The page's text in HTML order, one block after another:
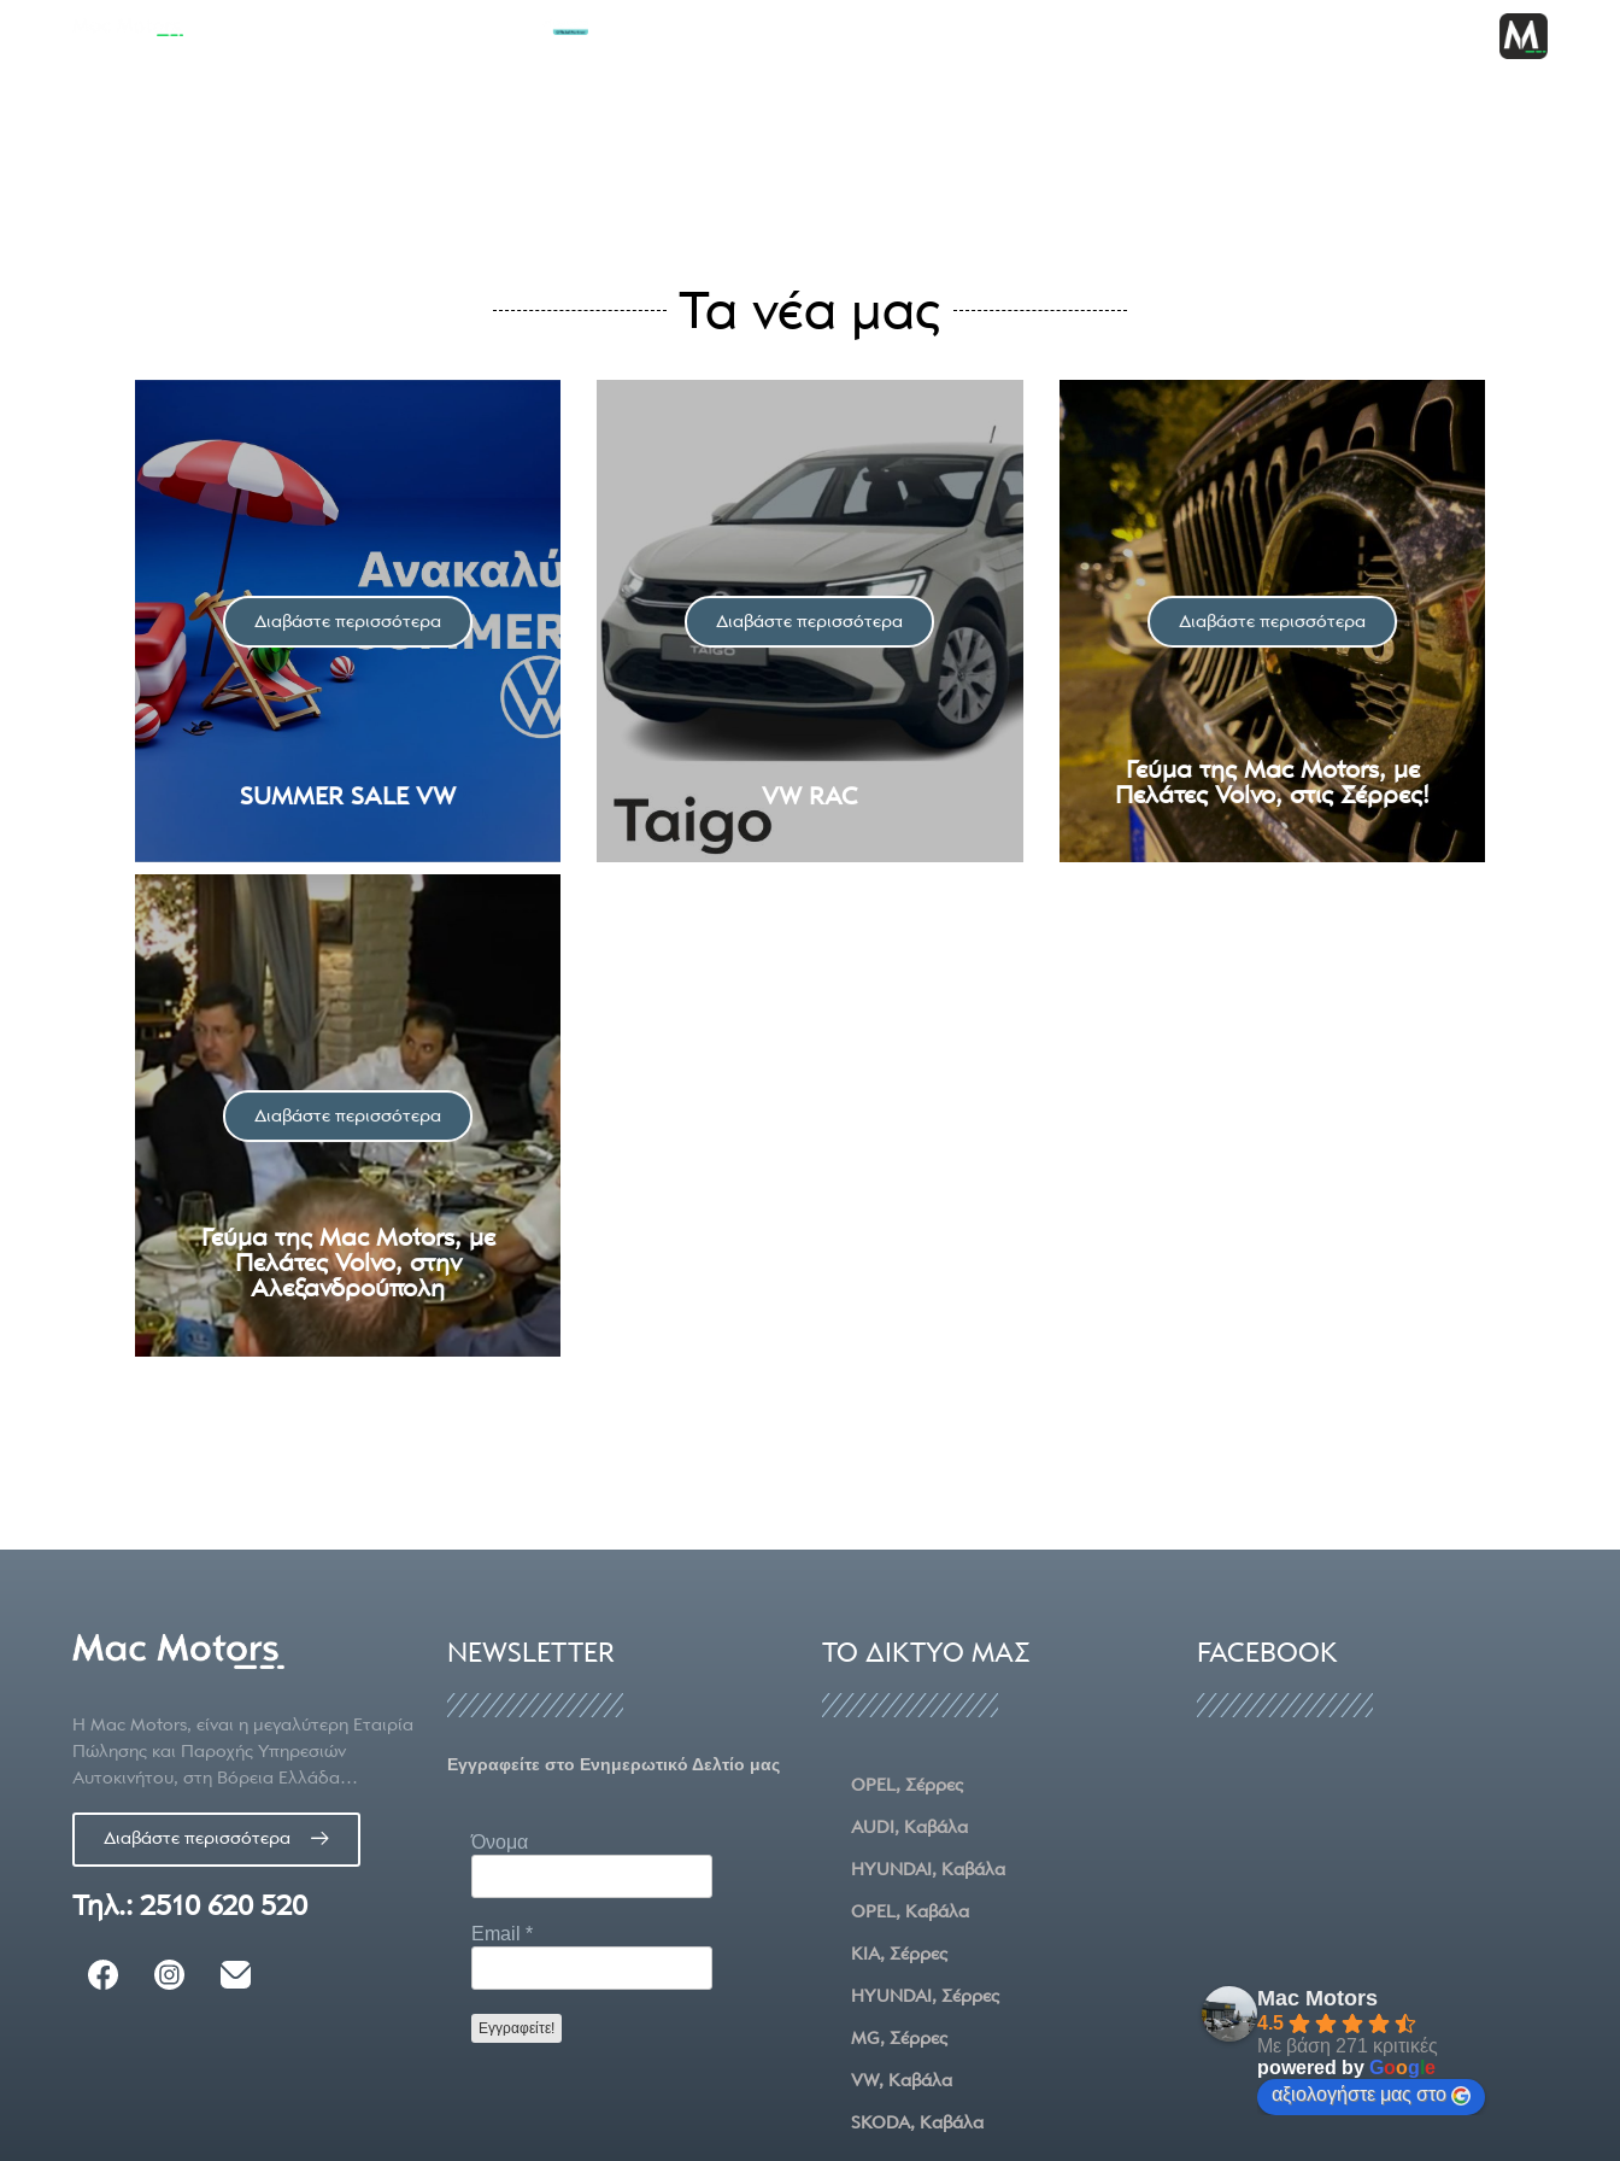
Τα νέα μας
SUMMER SALE VW
Διαβάστε περισσότερα
VW RAC
Διαβάστε περισσότερα
Γεύμα της Mac Motors, με
Πελάτες Volvo, στις Σέρρες!
Διαβάστε περισσότερα
Γεύμα της Mac Motors, με
Πελάτες Volvo, στην
Αλεξανδρούπολη
Διαβάστε περισσότερα
Η Mac Motors, είναι η μεγαλύτερη Εταιρία
Πώλησης και Παροχής Υπηρεσιών
Αυτοκινήτου, στη Βόρεια Ελλάδα…
Διαβάστε περισσότερα
Τηλ.: 2510 620 520
NEWSLETTER
Εγγραφείτε στο Ενημερωτικό Δελτίο μας
Όνομα
Email *
ΤΟ ΔΊΚΤΥΌ ΜΑΣ
OPEL, Σέρρες
AUDI, Καβάλα
HYUNDAI, Καβάλα
OPEL, Καβάλα
KIA, Σέρρες
HYUNDAI, Σέρρες
MG, Σέρρες
VW, Καβάλα
SKODA, Καβάλα
FACEBOOK
Mac Motors
4.5
Με βάση 271 κριτικές
powered by Goog e
αξιολογήστε μας στο